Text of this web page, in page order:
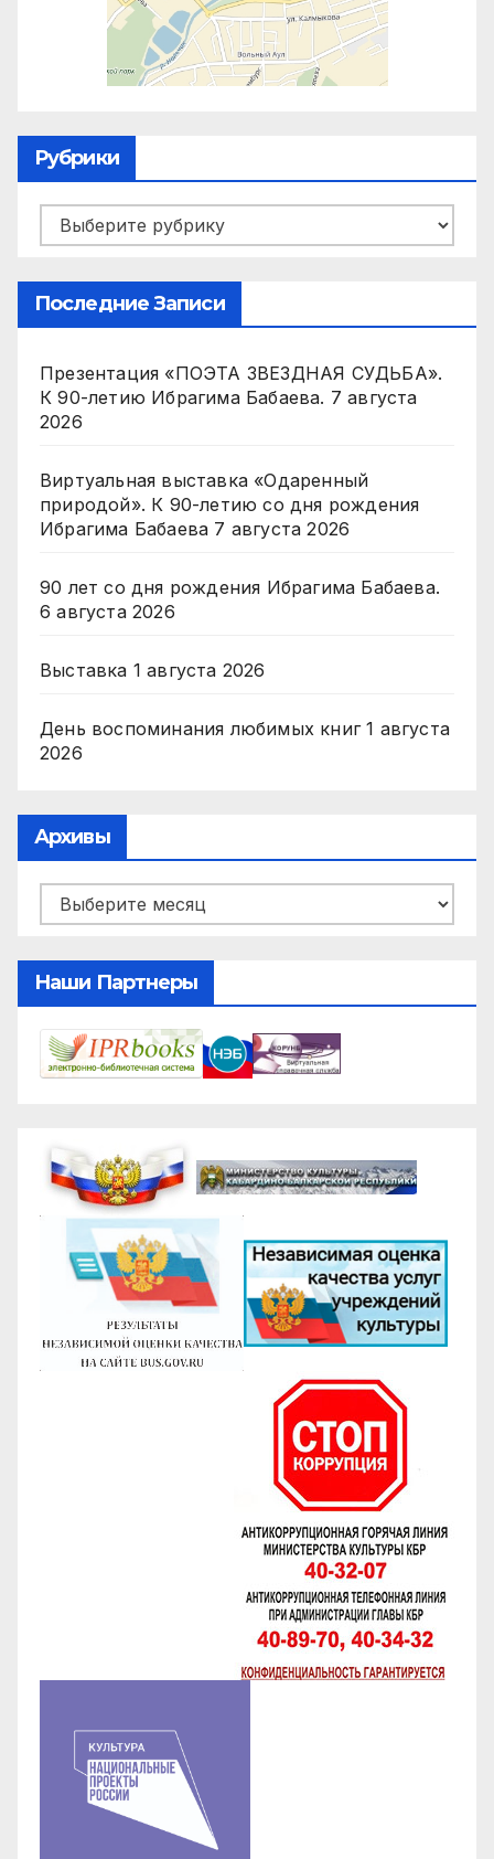
Рубрики
Рубрики
Последние Записи
Презентация «ПОЭТА ЗВЕЗДНАЯ СУДЬБА».
К 90-летию Ибрагима Бабаева. 7 августа
2026
Виртуальная выставка «Одаренный
природой». К 90-летию со дня рождения
Ибрагима Бабаева 7 августа 2026
90 лет со дня рождения Ибрагима Бабаева.
6 августа 2026
Выставка 1 августа 2026
День воспоминания любимых книг 1 августа
2026
Архивы
Архивы
Наши Партнеры